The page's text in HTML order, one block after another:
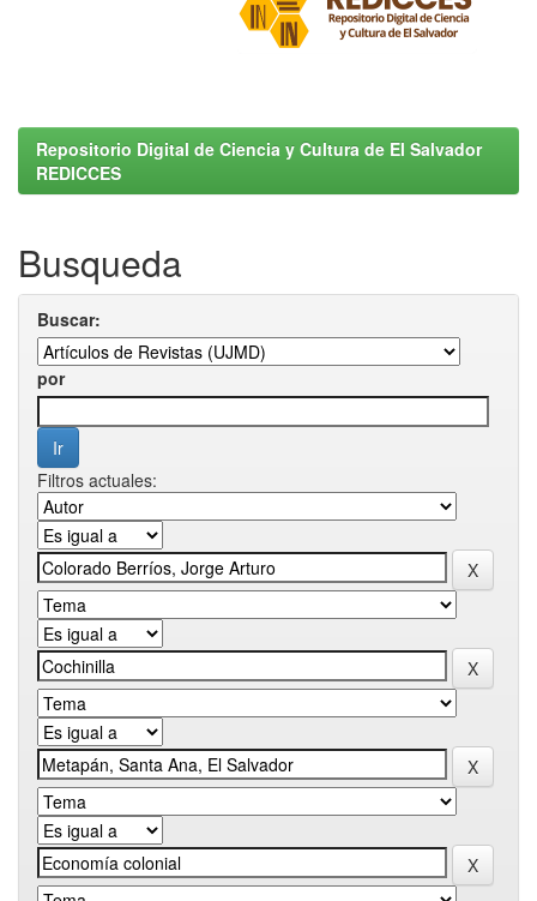
Repositorio Digital de Ciencia y Cultura de El Salvador
REDICCES
Busqueda
Buscar:
por
Filtros actuales: